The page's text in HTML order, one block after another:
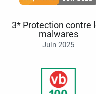
3* Protection contre
malwares
Juin 2025